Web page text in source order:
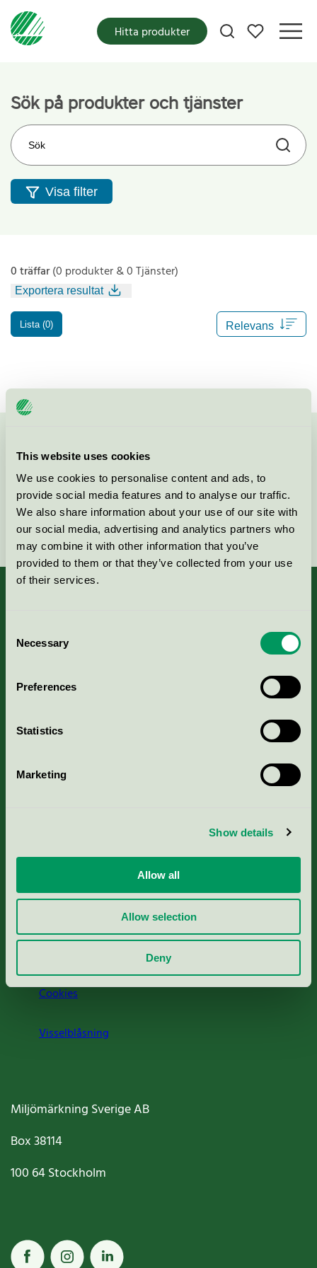
This website uses cookies
We use cookies to personalise content and ads, to
provide social media features and to analyse our traffic.
We also share information about your use of our site with
our social media, advertising and analytics partners who
may combine it with other information that you’ve
provided to them or that they’ve collected from your use
of their services.
Selection
Necessary
Preferences
Statistics
Marketing
Show details
Allow all
Allow selection
Deny
Mina favoriter
Hitta produkter
Sök på produkter och tjänster
Sök på webbplatsen
Visa filter
0 träffar(0 produkter & 0 Tjänster)
Exportera resultat
Lista (0)
Kontakta oss på08-55 55 24 00
Kriterier, ansökan & avgifter
Cookies
Visselblåsning
Miljömärkning Sverige AB
Box38114
100 64Stockholm